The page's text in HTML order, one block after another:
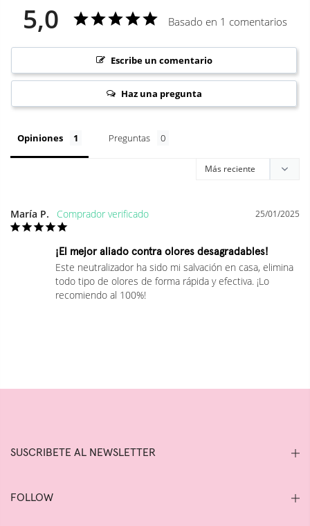
5,0 Basado en 1 comentarios
Escribe un comentario
Haz una pregunta
Opiniones Preguntas
25/01/2025
María P.
¡El mejor aliado contra olores desagradables!
Este neutralizador ha sido mi salvación en casa, elimina
todo tipo de olores de forma rápida y efectiva. ¡Lo
recomiendo al 100%!
SUSCRIBETE AL NEWSLETTER
FOLLOW